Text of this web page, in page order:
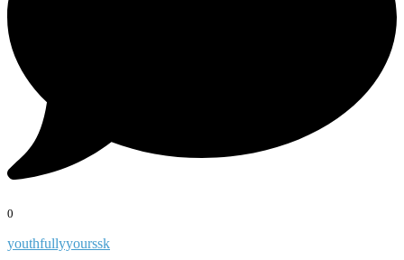
0
youthfullyyourssk